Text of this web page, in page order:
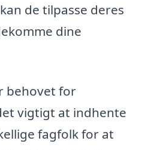
de tilpasse deres
dine
behovet for
vigtigt at indhente
fagfolk for at